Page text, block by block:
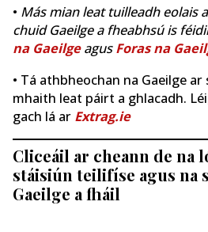
• Más mian leat tuilleadh eolais
chuid Gaeilge a fheabhsú is
na GaeilgeagusForas na
• Tá athbheochan na Gaeilge
mhaith leat páirt a ghlacadh.
gach lá ar Extrag.ie
Cliceáil ar cheann de na
stáisiún teilifíse agus na
Gaeilge a fháil